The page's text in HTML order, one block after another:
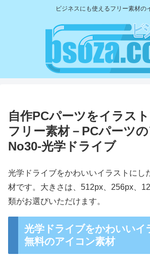
ビジネスにも使えるフリー素材の
自作PCパーツをイラス
フリー素材－PCパーツ
No30-光学ドライブ
光学ドライブをかわいいイラストにし
材です。大きさは、512px、256px、
類がお選びいただけます。
光学ドライブをかわいいイ
無料のアイコン素材